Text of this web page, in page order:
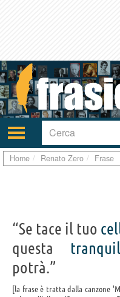
Attiva/disattiva
navigazione
Home Renato Zero Frase
“Se tace il tuo
questa
potrà.”
la frase è tratta dalla canzone